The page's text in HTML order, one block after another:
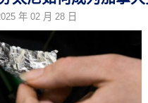
年 02 月 28 日